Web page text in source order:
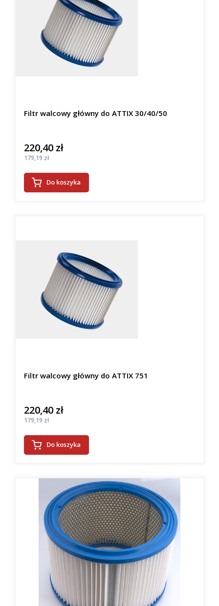
Filtr walcowy główny do ATTIX 30/40/50
Cena
220,40 zł
Cena
179,19 zł
Do koszyka
Filtr walcowy główny do ATTIX 751
Cena
220,40 zł
Cena
179,19 zł
Do koszyka